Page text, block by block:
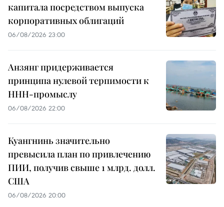
капитала посредством выпуска
корпоративных облигаций
06/08/2026 23:00
Анзянг придерживается
принципа нулевой терпимости к
ННН-промыслу
06/08/2026 22:00
Куангнинь значительно
превысила план по привлечению
ПИИ, получив свыше 1 млрд. долл.
США
06/08/2026 20:00